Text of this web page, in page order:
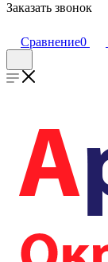
Заказать звонок
Сравнение0